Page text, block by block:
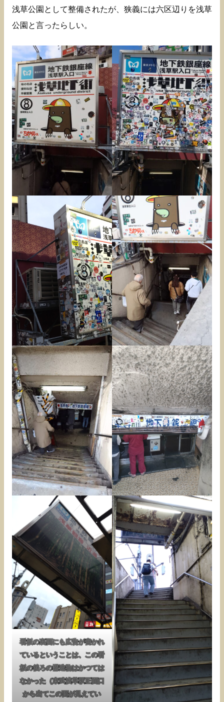
浅草公園として整備されたが、狭義には六区辺りを浅草
公園と言ったらしい。
看板の裏面にも広告が書かれ
ているということは、この看
板の後ろの構造物はかつては
なかった（東武浅草駅正面口
から出てこの面が見えてい